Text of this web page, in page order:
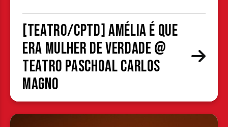
[TEATRO/CPTD] Amélia é que
era mulher de verdade @
Teatro Paschoal Carlos
Magno